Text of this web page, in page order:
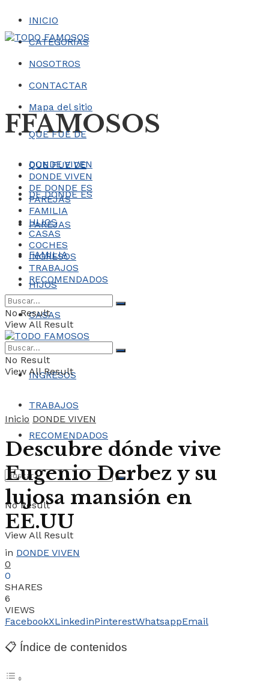
INICIO
CATEGORÍAS
NOSOTROS
CONTACTAR
Mapa del sitio
FFAMOSOS
QUE FUE DE
DONDE VIVEN
DE DONDE ES
PAREJAS
FAMILIA
HIJOS
CASAS
COCHES
INGRESOS
TRABAJOS
RECOMENDADOS
No Result
View All Result
QUE FUE DE
DONDE VIVEN
DE DONDE ES
PAREJAS
FAMILIA
HIJOS
CASAS
COCHES
INGRESOS
TRABAJOS
RECOMENDADOS
No Result
View All Result
No Result
View All Result
Inicio DONDE VIVEN
Descubre dónde vive
Eugenio Derbez y su
lujosa mansión en
EE.UU
in DONDE VIVEN
0
0
SHARES
6
VIEWS
FacebookXLinkedinPinterestWhatsappEmail
📋 Índice de contenidos